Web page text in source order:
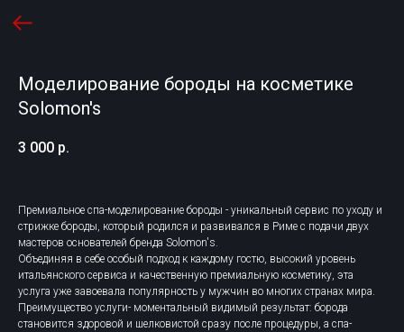
Моделирование бороды на косметике
Solomon's
3 000 р.
Премиальное спа-моделирование бороды - уникальный сервис по уходу и
стрижке бороды, который родился и развивался в Риме с подачи двух
мастеров основателей бренда Solomon's.
Объединяя в себе особый подход к каждому гостю, высокий уровень
итальянского сервиса и качественную премиальную косметику, эта
услуга уже завоевала популярность у мужчин во многих странах мира.
Преимущество услуги- моментальный видимый результат: борода
становится здоровой и шелковистой сразу после процедуры, а спа-